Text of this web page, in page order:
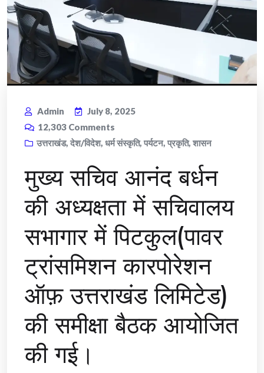
Admin
July 8, 2025
12,303 Comments
उत्तराखंड, देश/विदेश, धर्म संस्कृति, पर्यटन, प्रकृति, शासन
मुख्य सचिव आनंद बर्धन
की अध्यक्षता में सचिवालय
सभागार में पिटकुल(पावर
ट्रांसमिशन कारपोरेशन
ऑफ़ उत्तराखंड लिमिटेड)
की समीक्षा बैठक आयोजित
की गई।